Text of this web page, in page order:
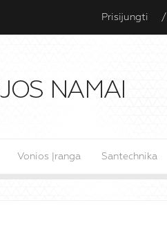
Prisijungti /
Vonios Įranga Santechnika